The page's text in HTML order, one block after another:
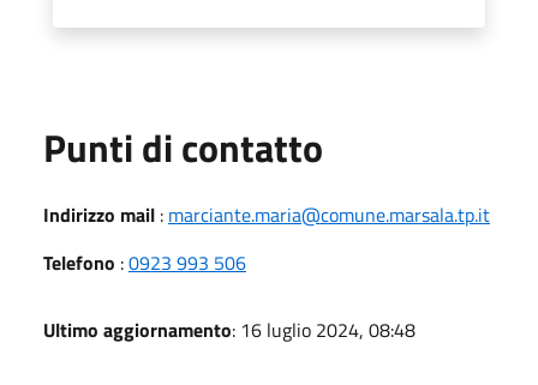
Punti di contatto
Indirizzo mail : marciante.maria@comune.marsala.tp.it
Telefono :0923 993 506
Ultimo aggiornamento: 16 luglio 2024, 08:48